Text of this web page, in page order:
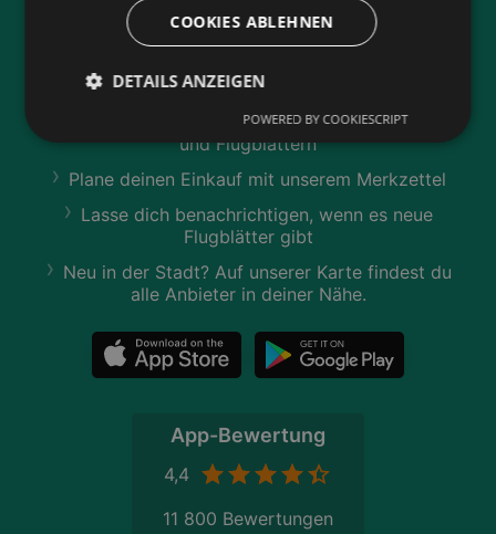
Jetzt unserewogibtswas.at
App runterladen:
Filtere nach Branchen und stöbere in Produkten
und Flugblättern
Plane deinen Einkauf mit unserem Merkzettel
Lasse dich benachrichtigen, wenn es neue
Flugblätter gibt
Neu in der Stadt? Auf unserer Karte findest du
alle Anbieter in deiner Nähe.
App-Bewertung
4,4
11 800 Bewertungen
COOKIES ABLEHNEN
DETAILS ANZEIGEN
POWERED BY COOKIESCRIPT